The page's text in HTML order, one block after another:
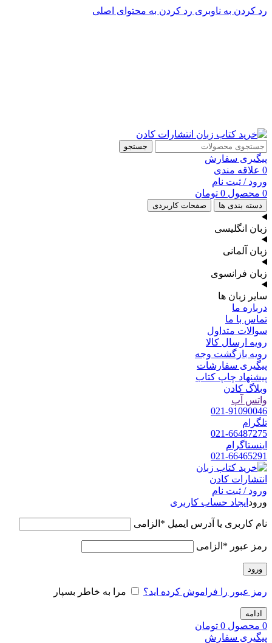
رد کردن به ناوبری رد کردن به محتوای اصلی
جستجو
پیگیری سفارش
0 علاقه مندی
ورود / ثبت نام
0 محصول 0 تومان
دسته بندی ها صفحات کاربردی
زبان انگلیسی
زبان آلمانی
زبان فرانسوی
سایر زبان ها
درباره ما
تماس با ما
سوالات متداول
رویه ارسال کالا
رویه بازگشت وجه
پیگیری سفارشات
پیشنهاد چاپ کتاب
وبلاگ کادن
واتس آپ
021-91090046
تلگرام
021-66487275
اینستاگرام
021-66465291
ورود / ثبت نام
ورود ایجاد حساب کاربری
نام کاربری یا آدرس ایمیل * الزامی
رمز عبور * الزامی
ورود
رمز عبور را فراموش کرده اید؟ مرا به خاطر بسپار
ادامه
0 محصول 0 تومان
پیگیری سفارش